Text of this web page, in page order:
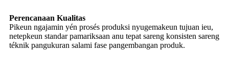
Perencanaan Kualitas
Pikeun ngajamin yén prosés produksi nyugemakeun tujuan ieu,
netepkeun standar pamariksaan anu tepat sareng konsisten sareng
téknik pangukuran salami fase pangembangan produk.